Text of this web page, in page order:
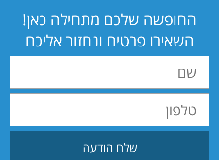
החופשה שלכם מתחילה כאן!
השאירו פרטים ונחזור אליכם